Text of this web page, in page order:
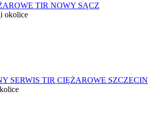
TIR NOWY SĄCZ
i okolice
SERWIS TIR CIĘŻAROWE SZCZECIN